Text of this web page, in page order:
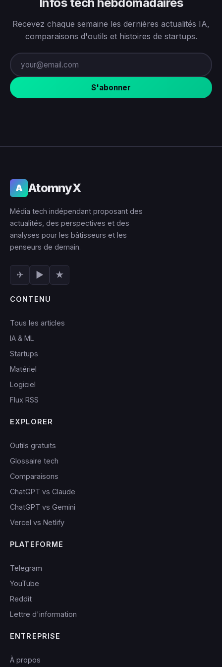
Recevez chaque semaine les dernières actualités IA,
comparaisons d'outils et histoires de startups.
S'abonner
A AtomnyX
Média tech indépendant proposant des
actualités, des perspectives et des
analyses pour les bâtisseurs et les
penseurs de demain.
✈ ▶ ★
CONTENU
Tous les articles
IA & ML
Startups
Matériel
Logiciel
Flux RSS
EXPLORER
Outils gratuits
Glossaire tech
Comparaisons
ChatGPT vs Claude
ChatGPT vs Gemini
Vercel vs Netlify
PLATEFORME
Telegram
YouTube
Reddit
Lettre d'information
ENTREPRISE
À propos